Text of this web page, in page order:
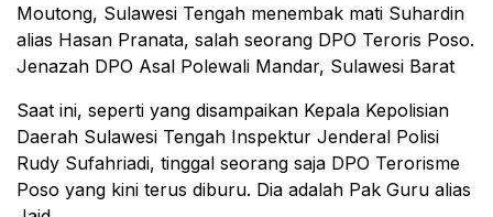
Moutong, Sulawesi Tengah menembak mati Suhardin
alias Hasan Pranata, salah seorang DPO Teroris Poso.
Jenazah DPO Asal Polewali Mandar, Sulawesi Barat
Saat ini, seperti yang disampaikan Kepala Kepolisian
Daerah Sulawesi Tengah Inspektur Jenderal Polisi
Rudy Sufahriadi, tinggal seorang saja DPO Terorisme
Poso yang kini terus diburu. Dia adalah Pak Guru alias